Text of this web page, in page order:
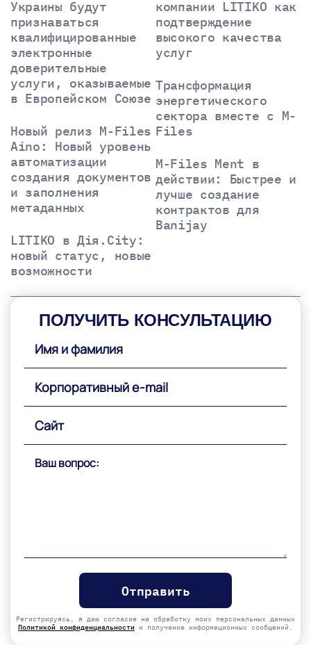
Украины будут
признаваться
квалифицированные
электронные
доверительные
услуги, оказываемые
в Европейском Союзе
Новый релиз M-Files
Aino: Новый уровень
автоматизации
создания документов
и заполнения
метаданных
LITIKO в Дія.City:
новый статус, новые
возможности
компании LITIKO как
подтверждение
высокого качества
услуг
Трансформация
энергетического
сектора вместе с M-
Files
M-Files Ment в
действии: Быстрее и
лучше создание
контрактов для
Banijay
ПОЛУЧИТЬ КОНСУЛЬТАЦИЮ
empty.
Регистрируясь, я даю согласие на обработку моих персональных данных
Политикой конфиденциальности и получение информационных сообщений.